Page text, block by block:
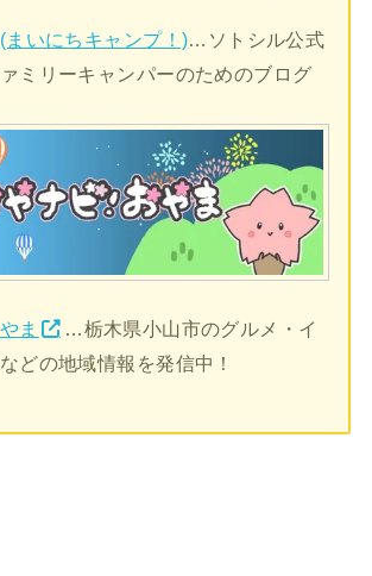
まいにちキャンプ！)…ソトシル公式
ミリーキャンパーのためのブログ
ま
…栃木県小山市のグルメ・イ
どの地域情報を発信中！